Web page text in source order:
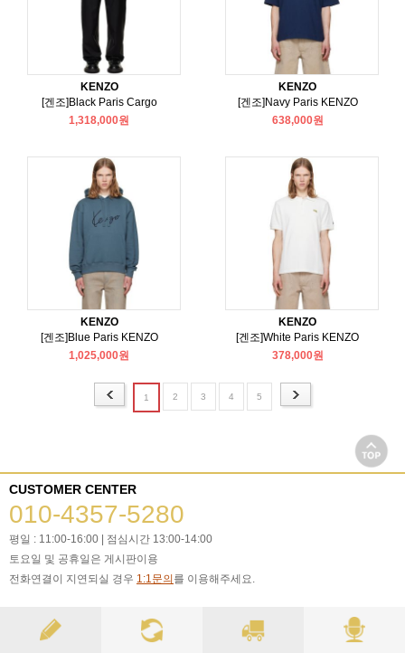
KENZO
[겐조]Black Paris Cargo
1,318,000원
KENZO
[겐조]Navy Paris KENZO
638,000원
KENZO
[겐조]Blue Paris KENZO
1,025,000원
KENZO
[겐조]White Paris KENZO
378,000원
1 2 3 4 5
CUSTOMER CENTER
010-4357-5280
평일 : 11:00-16:00 | 점심시간 13:00-14:00
토요일 및 공휴일은 게시판이용
전화연결이 지연되실 경우 1:1문의 를 이용해주세요.